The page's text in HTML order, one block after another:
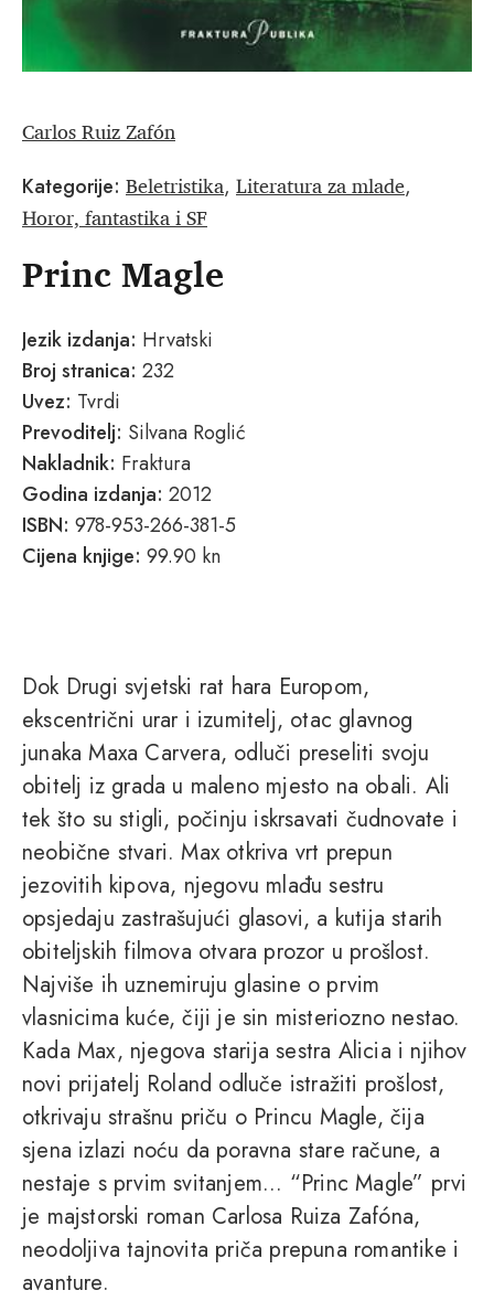
Carlos Ruiz Zafón
Kategorije: Beletristika, Literatura za mlade,
Horor, fantastika i SF
Princ Magle
Jezik izdanja: Hrvatski
Broj stranica: 232
Uvez: Tvrdi
Prevoditelj: Silvana Roglić
Nakladnik: Fraktura
Godina izdanja: 2012
ISBN: 978-953-266-381-5
Cijena knjige: 99.90 kn
Dok Drugi svjetski rat hara Europom,
ekscentrični urar i izumitelj, otac glavnog
junaka Maxa Carvera, odluči preseliti svoju
obitelj iz grada u maleno mjesto na obali. Ali
tek što su stigli, počinju iskrsavati čudnovate i
neobične stvari. Max otkriva vrt prepun
jezovitih kipova, njegovu mlađu sestru
opsjedaju zastrašujući glasovi, a kutija starih
obiteljskih filmova otvara prozor u prošlost.
Najviše ih uznemiruju glasine o prvim
vlasnicima kuće, čiji je sin misteriozno nestao.
Kada Max, njegova starija sestra Alicia i njihov
novi prijatelj Roland odluče istražiti prošlost,
otkrivaju strašnu priču o Princu Magle, čija
sjena izlazi noću da poravna stare račune, a
nestaje s prvim svitanjem... “Princ Magle” prvi
je majstorski roman Carlosa Ruiza Zafóna,
neodoljiva tajnovita priča prepuna romantike i
avanture.